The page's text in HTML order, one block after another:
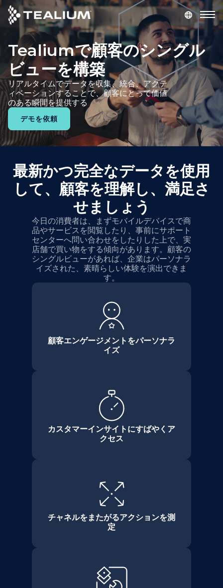
main
content
デモを依頼 ログイン
プラットフォーム
ソリューション
業種
リソース
会社
Tealiumで顧客のシングル
ビューを構築
リアルタイムでデータを収集、統合、アクテ
ィベーションすることで、顧客にとって価値
のある瞬間を提供する
デモを依頼
最新かつ完全なデータを使用
して、顧客を理解し、満足さ
せましょう
今日の消費者は、まずモバイルデバイスで商
品やサービスを閲覧したり、事前にサポート
センターへ問い合わせをしたりした上で、実
店舗で買い物をする傾向があります。顧客の
シングルビューがあれば、企業はパーソナラ
イズされた、素晴らしい体験を演出できま
す。
顧客エンゲージメントをパーソナラ
イズ
カスタマーインサイトにすばやくア
クセス
チャネルをまたがるアクションを測
定